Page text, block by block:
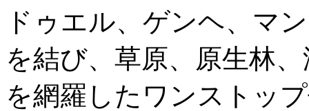
ドゥエル、ゲンヘ、マ
を結び、草原、原生林
を網羅したワンストッ